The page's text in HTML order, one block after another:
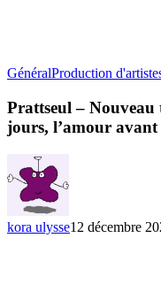
GénéralProduction
Prattseul – Nouveau
jours, l’amour avant
kora ulysse12 décembre